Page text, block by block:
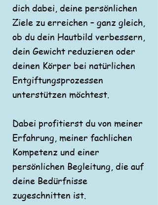
dich dabei, deine persönlichen
Ziele zu erreichen – ganz gleich,
ob du dein Hautbild verbessern,
dein Gewicht reduzieren oder
deinen Körper bei natürlichen
Entgiftungsprozessen
unterstützen möchtest.
Dabei profitierst du von meiner
Erfahrung, meiner fachlichen
Kompetenz und einer
persönlichen Begleitung, die auf
deine Bedürfnisse
zugeschnitten ist.